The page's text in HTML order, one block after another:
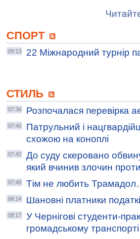
СПОРТ
09:13
22 Міжнародний турнір
СТИЛЬ
07:36 Розпочалася перевірка
07:40
Патрульний і
схожою на коноплі
07:42
До суду скеровано
який вчинив злочин
07:48 Тім не любить
08:14 Шановні платники
08:17
У Чернігові студенти-
громадському транспорті